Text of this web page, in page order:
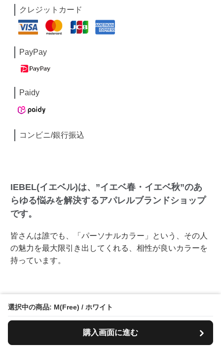
選択中の商品: M(Free) / ホワイト
購入画面に進む
クレジットカード
PayPay
Paidy
コンビニ/銀行振込
IEBEL(イエベル)は、”イエベ春・イエベ秋”のあ
らゆる悩みを解決するアパレルブランドショップ
です。
皆さんは誰でも、「パーソナルカラー」という、その人
の魅力を最大限引き出してくれる、相性が良いカラーを
持っています。
性が良い、ベストなパーソナルカラーを身に付けるだけ
り、細くスリムアップに見えたりします。